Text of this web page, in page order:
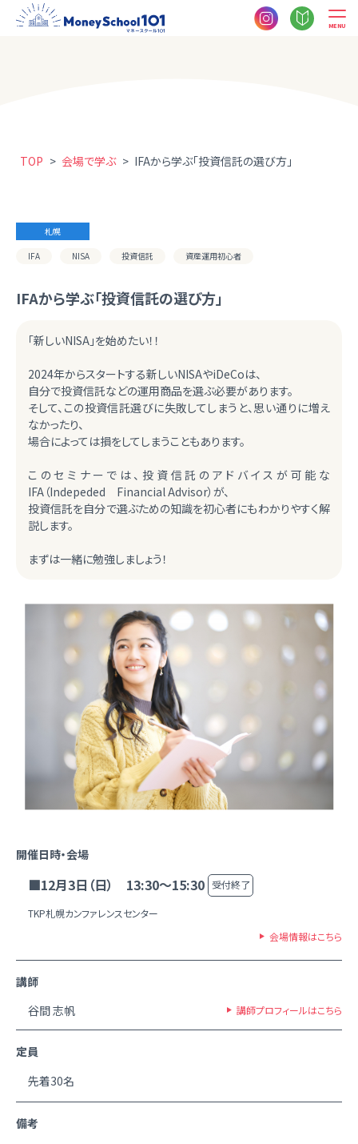
MENU
TOP > 会場で学ぶ > IFAから学ぶ「投資信託の選び方」
札幌
IFA NISA 投資信託 資産運用初心者
IFAから学ぶ「投資信託の選び方」
「新しいNISA」を始めたい！！
2024年からスタートする新しいNISAやiDeCoは、
自分で投資信託などの運用商品を選ぶ必要があります。
そして、この投資信託選びに失敗してしまうと、思い通りに増え
なかったり、
場合によっては損をしてしまうこともあります。
このセミナーでは、投資信託のアドバイスが可能な
IFA（Indepeded Financial Advisor）が、
投資信託を自分で選ぶための知識を初心者にもわかりやすく解
説します。
まずは一緒に勉強しましょう！
開催日時・会場
■12月3日（日） 13:30～15:30 受付終了
TKP札幌カンファレンスセンター
会場情報はこちら
講師
谷間 志帆
講師プロフィールはこちら
定員
先着30名
備考